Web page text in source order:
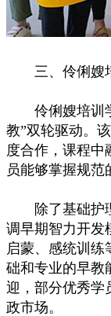
三、伶俐嫂
伶俐嫂培训学
教”双轮驱动。
度合作，课程中
员能够掌握规范
除了基础护理
调早期智力开发
启蒙、感统训练
础和专业的早教
迎，部分优秀学
政市场。